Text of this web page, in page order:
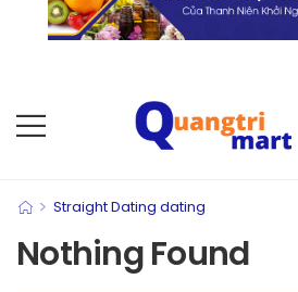
> Straight Dating dating
Nothing Found